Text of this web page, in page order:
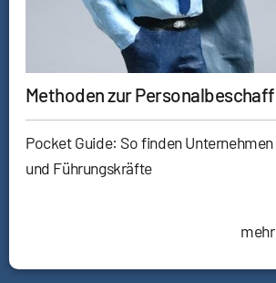
Methoden zur
Pocket Guide: So finden
und Führungskräfte